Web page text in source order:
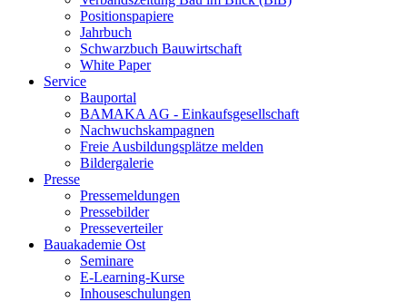
Positionspapiere
Jahrbuch
Schwarzbuch Bauwirtschaft
White Paper
Service
Bauportal
BAMAKA AG - Einkaufsgesellschaft
Nachwuchskampagnen
Freie Ausbildungsplätze melden
Bildergalerie
Presse
Pressemeldungen
Pressebilder
Presseverteiler
Bauakademie Ost
Seminare
E-Learning-Kurse
Inhouseschulungen